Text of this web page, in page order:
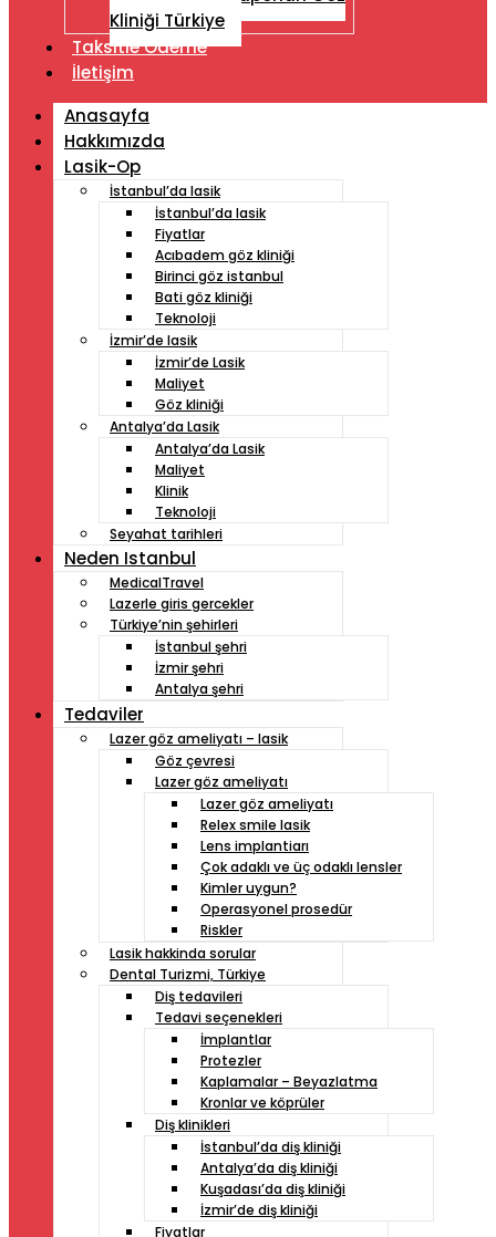
Kliniği Türkiye
Taksitle Ödeme
İletişim
Anasayfa
Hakkımızda
Lasik-Op
İstanbul’da lasik
İstanbul’da lasik
Fiyatlar
Acıbadem göz kliniği
Birinci göz istanbul
Bati göz kliniği
Teknoloji
İzmir’de lasik
İzmir’de Lasik
Maliyet
Göz kliniği
Antalya’da Lasik
Antalya’da Lasik
Maliyet
Klinik
Teknoloji
Seyahat tarihleri
Neden Istanbul
MedicalTravel
Lazerle giris gercekler
Türkiye’nin şehirleri
İstanbul şehri
İzmir şehri
Antalya şehri
Tedaviler
Lazer göz ameliyatı – lasik
Göz çevresi
Lazer göz ameliyatı
Lazer göz ameliyatı
Relex smile lasik
Lens implantiarı
Çok adaklı ve üç odaklı lensler
Kimler uygun?
Operasyonel prosedür
Riskler
Lasik hakkinda sorular
Dental Turizmi, Türkiye
Diş tedavileri
Tedavi seçenekleri
İmplantlar
Protezler
Kaplamalar – Beyazlatma
Kronlar ve köprüler
Diş klinikleri
İstanbul’da diş kliniği
Antalya’da diş kliniği
Kuşadası’da diş kliniği
İzmir’de diş kliniği
Fiyatlar